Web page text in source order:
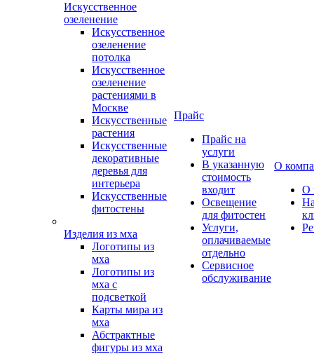
Искусственное
озеленение
Искусственное
озеленение
потолка
Искусственное
озеленение
растениями в
Москве
Искусственные
растения
Искусственные
декоративные
деревья для
интерьера
Искусственные
фитостены
Изделия из мха
Логотипы из
мха
Логотипы из
мха с
подсветкой
Карты мира из
мха
Абстрактные
фигуры из мха
Прайс
Прайс на
услуги
В указанную
стоимость
входит
Освещение
для фитостен
Услуги,
оплачиваемые
отдельно
Сервисное
обслуживание
О
О